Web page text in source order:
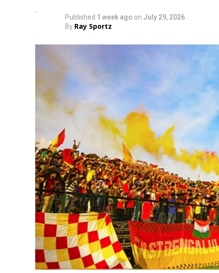
Published 1 week ago on July 29, 2026
By Ray Sportz